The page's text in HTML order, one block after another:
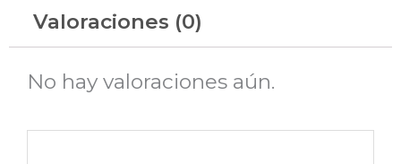
Valoraciones (0)
No hay valoraciones aún.